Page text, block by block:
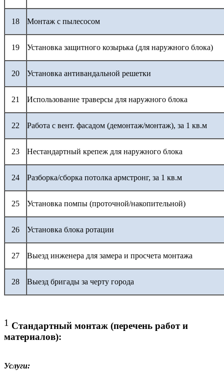
18 Монтаж с пылесосом
19 Установка защитного козырька (для наружного блока)
20 Установка антивандальной решетки
21 Использование траверсы для наружного блока
22 Работа с вент. фасадом (демонтаж/монтаж), за 1 кв.м
23 Нестандартный крепеж для наружного блока
24 Разборка/сборка потолка армстронг, за 1 кв.м
25 Установка помпы (проточной/накопительной)
26 Установка блока ротации
27 Выезд инженера для замера и просчета монтажа
28 Выезд бригады за черту города
1 Стандартный монтаж (перечень работ и
материалов):
Услуги: